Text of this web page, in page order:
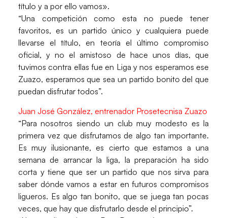
título y a por ello vamos».
“Una competición como esta no puede tener
favoritos, es un partido único y cualquiera puede
llevarse el título, en teoría el último compromiso
oficial, y no el amistoso de hace unos días, que
tuvimos contra ellas fue en Liga y nos esperamos ese
Zuazo, esperamos que sea un partido bonito del que
puedan disfrutar todos”.
Juan José González, entrenador Prosetecnisa Zuazo
“Para nosotros siendo un club muy modesto es la
primera vez que disfrutamos de algo tan importante.
Es muy ilusionante, es cierto que estamos a una
semana de arrancar la liga, la preparación ha sido
corta y tiene que ser un partido que nos sirva para
saber dónde vamos a estar en futuros compromisos
ligueros. Es algo tan bonito, que se juega tan pocas
veces, que hay que disfrutarlo desde el principio”.